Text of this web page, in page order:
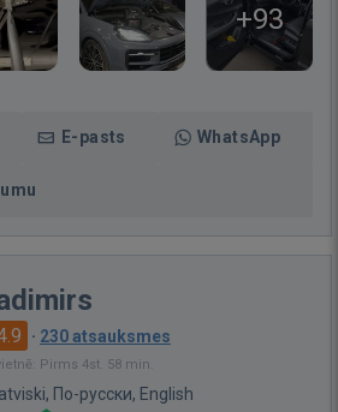
+93
E-pasts WhatsApp
· 230 atsauksmes
Pirms 4st. 58 min.
По-русски, English